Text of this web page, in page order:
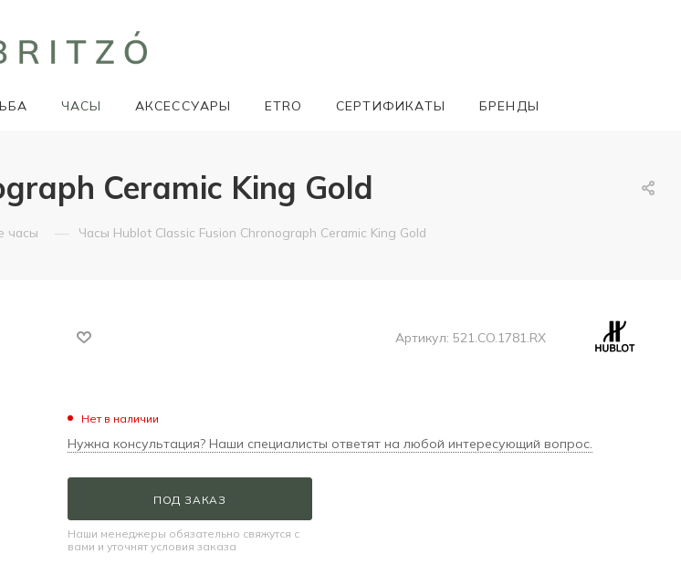
ЧАСЫ АКСЕССУАРЫ ETRO СЕРТИФИКАТЫ БРЕНДЫ
Ceramic King Gold
часы — Часы Hublot Classic Fusion Chronograph Ceramic King Gold
Артикул: 521.CO.1781.RX
Нет в наличии
Нужна консультация? Наши специалисты ответят на любой интересующий вопрос.
ПОД ЗАКАЗ
Наши менеджеры обязательно свяжутся с
вами и уточнят условия заказа